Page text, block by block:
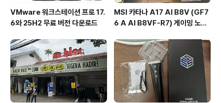
VMware 워크스테이션 프로 17.
6와 25H2 무료 버전 다운로드
MSI 카타나 A17 AI B8V (GF7
6 A AI B8VF-R7) 게이밍 노트